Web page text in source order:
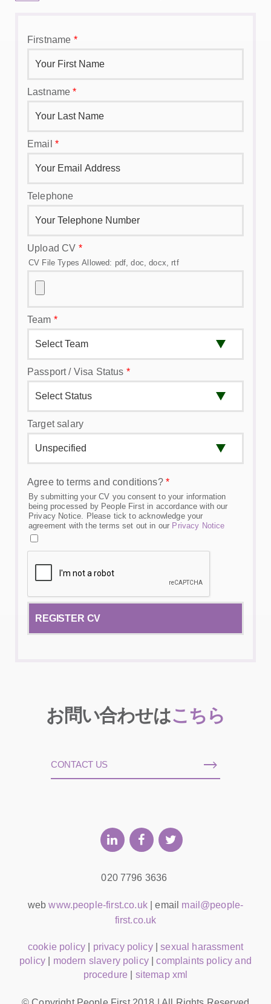
Firstname *
Lastname*
Email *
Telephone
Upload CV *
CV File Types Allowed: pdf, doc, docx, rtf
Team *
Passport / Visa Status *
Target salary
Agree to terms and conditions? *
By submitting your CV you consent to your information
being processed by People First in accordance with our
Privacy Notice. Please tick to acknowledge your
agreement with the terms set out in our Privacy Notice
お問い合わせはこちら
CONTACT US
020 7796 3636
webwww.people-first.co.uk| email mail@people-
first.co.uk
cookie policy privacy policy|sexual harassment
policy
modern slavery policy|complaints policy and
procedure
sitemap xml